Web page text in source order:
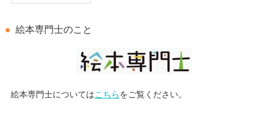
絵本専門士のこと
絵本専門士については こちら をご覧ください。